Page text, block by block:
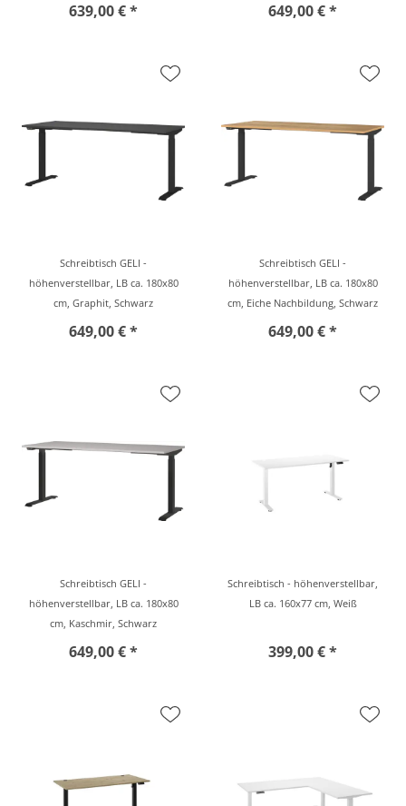
639,00 € * 649,00 € *
Schreibtisch GELI -
höhenverstellbar, LB ca. 180x80
cm, Graphit, Schwarz
649,00 € *
Schreibtisch GELI -
höhenverstellbar, LB ca. 180x80
cm, Eiche Nachbildung, Schwarz
649,00 € *
Schreibtisch GELI -
höhenverstellbar, LB ca. 180x80
cm, Kaschmir, Schwarz
649,00 € *
Schreibtisch - höhenverstellbar,
LB ca. 160x77 cm, Weiß
399,00 € *